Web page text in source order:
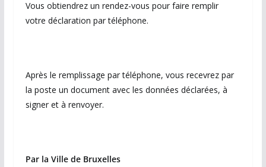
Vous obtiendrez un rendez-vous pour faire remplir
votre déclaration par téléphone.
Après le remplissage par téléphone, vous recevrez par
la poste un document avec les données déclarées, à
signer et à renvoyer.
Par la Ville de Bruxelles